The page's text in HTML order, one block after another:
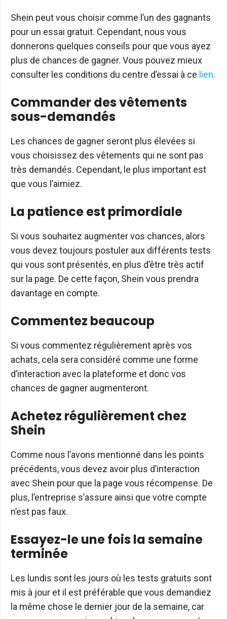
Shein peut vous choisir comme l’un des gagnants
pour un essai gratuit. Cependant, nous vous
donnerons quelques conseils pour que vous ayez
plus de chances de gagner. Vous pouvez mieux
consulter les conditions du centre d’essai à ce lien.
Commander des vêtements
sous-demandés
Les chances de gagner seront plus élevées si
vous choisissez des vêtements qui ne sont pas
très demandés. Cependant, le plus important est
que vous l’aimiez.
La patience est primordiale
Si vous souhaitez augmenter vos chances, alors
vous devez toujours postuler aux différents tests
qui vous sont présentés, en plus d’être très actif
sur la page. De cette façon, Shein vous prendra
davantage en compte.
Commentez beaucoup
Si vous commentez régulièrement après vos
achats, cela sera considéré comme une forme
d’interaction avec la plateforme et donc vos
chances de gagner augmenteront.
Achetez régulièrement chez
Shein
Comme nous l’avons mentionné dans les points
précédents, vous devez avoir plus d’interaction
avec Shein pour que la page vous récompense. De
plus, l’entreprise s’assure ainsi que votre compte
n’est pas faux.
Essayez-le une fois la semaine
terminée
Les lundis sont les jours où les tests gratuits sont
mis à jour et il est préférable que vous demandiez
la même chose le dernier jour de la semaine, car